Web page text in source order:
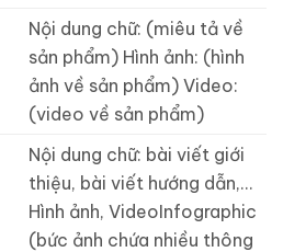
Nội dung chữ: (miêu tả về
sản phẩm) Hình ảnh: (hình
ảnh về sản phẩm) Video:
(video về sản phẩm)
Nội dung chữ: bài viết giới
thiệu, bài viết hướng dẫn,…
Hình ảnh, VideoInfographic
(bức ảnh chứa nhiều thông